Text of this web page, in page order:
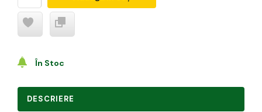
În Stoc
DESCRIERE